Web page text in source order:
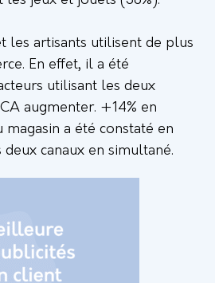
les artisants utilisent de plus
En effet, il a été
utilisant les deux
augmenter. +14% en
a été constaté en
deux canaux en simultané.